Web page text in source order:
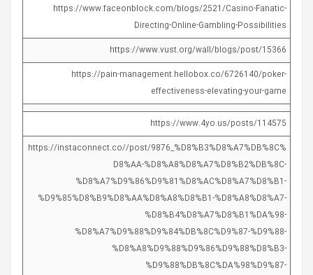
https://www.faceonblock.com/blogs/2521/Casino-Fanatic-
Directing-Online-Gambling-Possibilities
https://www.vust.org/wall/blogs/post/15366
https://pain-management.hellobox.co/6726140/poker-
effectiveness-elevating-your-game
https://www.4yo.us/posts/114575
https://instaconnect.co//post/9876_%D8%B3%D8%A7%DB%8C%
D8%AA-%D8%A8%D8%A7%D8%B2%DB%8C-
%D8%A7%D9%86%D9%81%D8%AC%D8%A7%D8%B1-
%D9%85%D8%B9%D8%AA%D8%A8%D8%B1-%D8%A8%D8%A7-
%D8%B4%D8%A7%D8%B1%DA%98-
%D8%A7%D9%88%D9%84%DB%8C%D9%87-%D9%88-
%D8%A8%D9%88%D9%86%D9%88%D8%B3-
%D9%88%DB%8C%DA%98%D9%87-